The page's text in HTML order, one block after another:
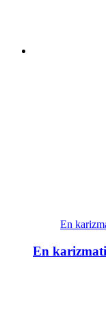
En
En